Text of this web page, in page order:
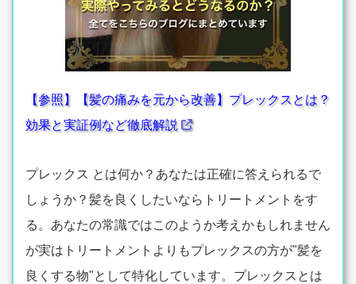
【参照】【髪の痛みを元から改善】プレックスとは？
効果と実証例など徹底解説
プレックス とは何か？あなたは正確に答えられるで
しょうか？髪を良くしたいならトリートメントをす
る。あなたの常識ではこのようか考えかもしれません
が実はトリートメントよりもプレックスの方が"髪を
良くする物"として特化しています。プレックスとは